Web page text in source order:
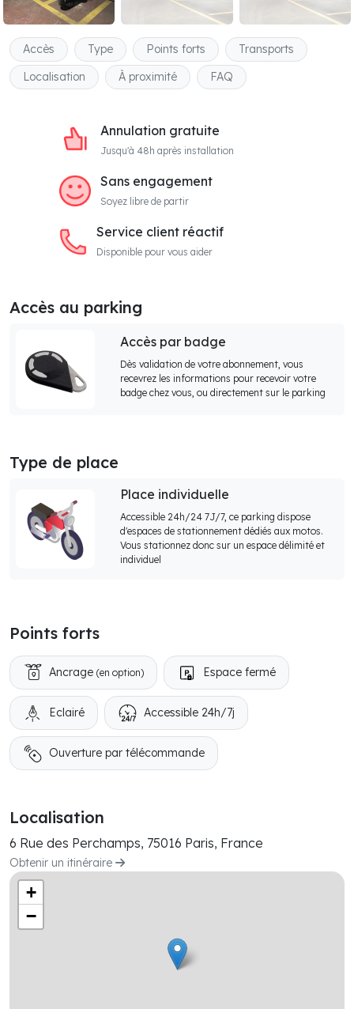
Accès Type Points forts
Transports
Localisation
À proximité FAQ
Annulation gratuite
Jusqu'à 48h après installation
Sans engagement
Soyez libre de partir
Service client réactif
Disponible pour vous aider
Accès au parking
Accès par badge
Dès validation de votre abonnement, vous
recevrez les informations pour recevoir votre
badge chez vous, ou directement sur le parking
Type de place
Place individuelle
Accessible 24h/24 7J/7, ce parking dispose
d'espaces de stationnement dédiés aux motos.
Vous stationnez donc sur un espace délimité et
individuel
Points forts
Ancrage (en option) Espace fermé
Eclairé Accessible 24h/7j
Ouverture par télécommande
Localisation
6 Rue des Perchamps, 75016 Paris, France
Obtenir un itinéraire
+
−